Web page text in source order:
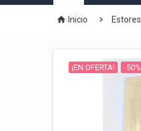
 Inicio  Estores
¡EN OFERTA! -50%